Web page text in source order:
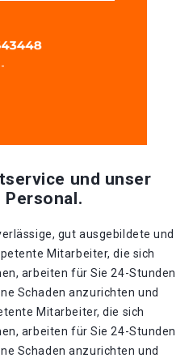
und unser
Personal.
gut ausgebildete und
Mitarbeiter, die sich
arbeiten für Sie 24-Stunden
Schaden anzurichten und
Mitarbeiter, die sich
arbeiten für Sie 24-Stunden
Schaden anzurichten und